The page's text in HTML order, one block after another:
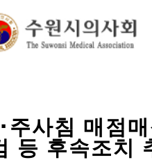
주사침 매점
등 후속조치